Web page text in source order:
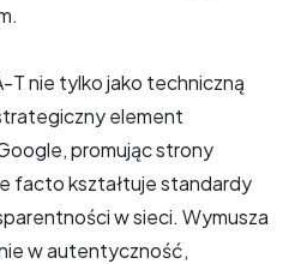
nie tylko jako techniczną
element
promując strony
facto kształtuje standardy
w sieci. Wymusza
w autentyczność,